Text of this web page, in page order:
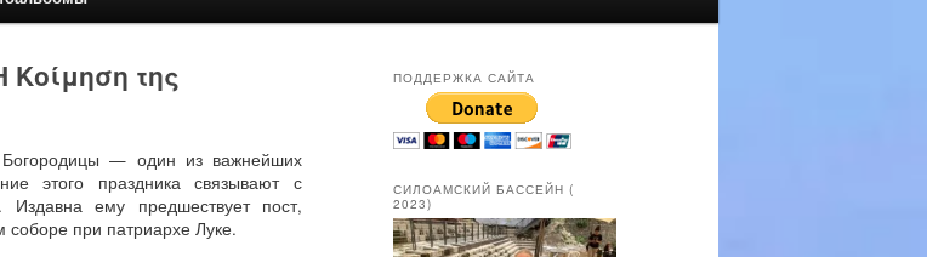
Κοίμηση της
Богородицы — один из важнейших
этого праздника связывают с
ему предшествует пост,
соборе при патриархе Луке.
ПОДДЕРЖКА САЙТА
СИЛОАМСКИЙ БАССЕЙН (
2023)